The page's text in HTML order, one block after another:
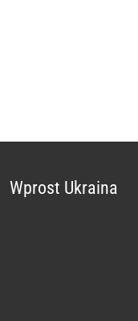
Wprost Ukraina